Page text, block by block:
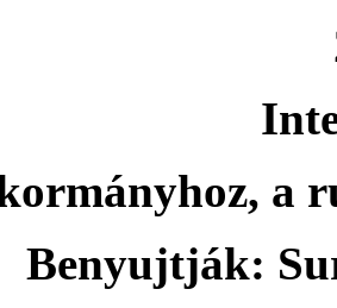
a
Benyujtják: